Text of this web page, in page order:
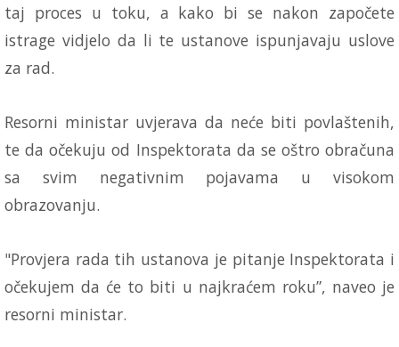
taj proces u toku, a kako bi se nakon započete
istrage vidjelo da li te ustanove ispunjavaju uslove
za rad.
Resorni ministar uvjerava da neće biti povlaštenih,
te da očekuju od Inspektorata da se oštro obračuna
sa svim negativnim pojavama u visokom
obrazovanju.
"Provjera rada tih ustanova je pitanje Inspektorata i
očekujem da će to biti u najkraćem roku”, naveo je
resorni ministar.